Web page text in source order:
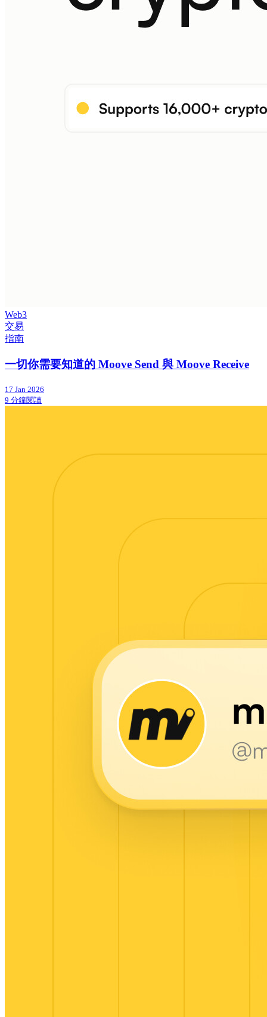
Web3
交易
指南
一切你需要知道的 Moove Send 與 Moove Receive
17 Jan 2026
9 分鐘閱讀